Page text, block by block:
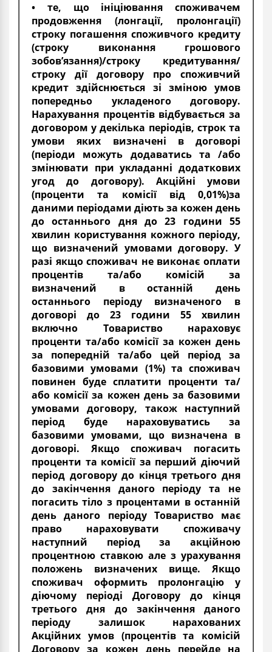
• те, що ініціювання споживачем
продовження (лонгації, пролонгації)
строку погашення споживчого кредиту
(строку виконання грошового
зобов’язання)/строку кредитування/
строку дії договору про споживчий
кредит здійснюється зі зміною умов
попередньо укладеного договору.
Нарахування процентів відбувається за
договором у декілька періодів, строк та
умови яких визначені в договорі
(періоди можуть додаватись та /або
змінювати при укладанні додаткових
угод до договору). Акційні умови
(проценти та комісії від 0,01%)за
даними періодами діють за кожен день
до останнього дня до 23 години 55
хвилин користування кожного періоду,
що визначений умовами договору. У
разі якщо споживач не виконає оплати
процентів та/або комісій за
визначений в останній день
останнього періоду визначеного в
договорі до 23 години 55 хвилин
включно Товариство нараховує
проценти та/або комісії за кожен день
за попередній та/або цей період за
базовими умовами (1%) та споживач
повинен буде сплатити проценти та/
або комісії за кожен день за базовими
умовами договору, також наступний
період буде нараховуватись за
базовими умовами, що визначена в
договорі. Якщо споживач погасить
проценти та комісії за перший діючий
період договору до кінця третього дня
до закінчення даного періоду та не
погасить тіло з процентами в останній
день даного періоду Товариство має
право нараховувати споживачу
наступний період за акційною
процентною ставкою але з урахування
положень визначених вище. Якщо
споживач оформить пролонгацію у
діючому періоді Договору до кінця
третього дня до закінчення даного
періоду залишок нарахованих
Акційних умов (процентів та комісій
Договору за кожен день перейде на